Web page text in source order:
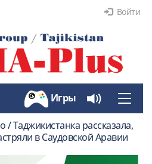
Войти
Toggle
Игры
Таджикистанка рассказала,
в Саудовской Аравии